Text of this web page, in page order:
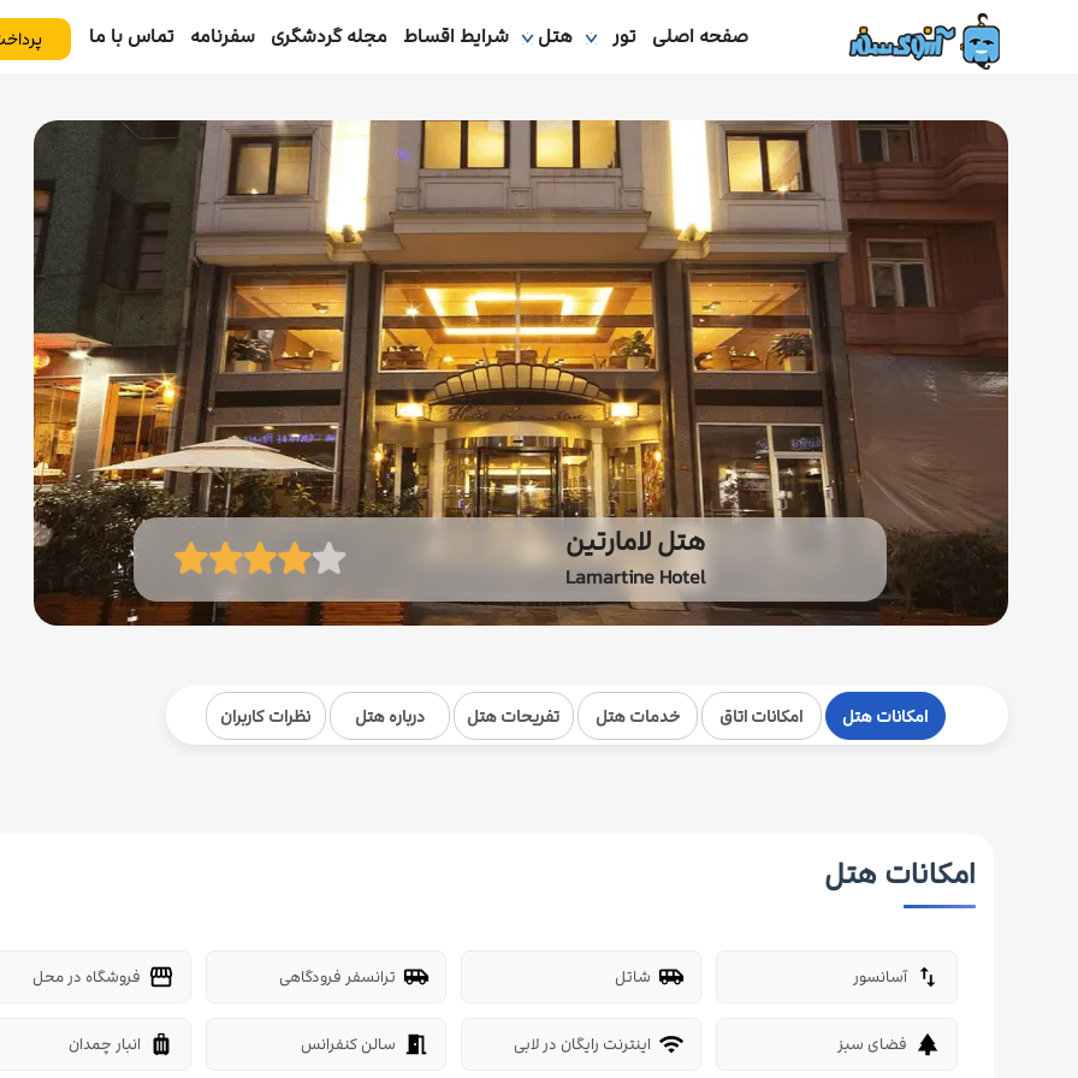
صفحه اصلی تور هتل شرایط اقساط مجله گردشگری سفرنامه تماس با ما
هتل لامارتین
Lamartine Hotel
امکانات هتل امکانات اتاق خدمات هتل تفریحات هتل درباره هتل نظرات کاربران
امکانات هتل
import_export آسانسور airport_shuttle شاتل airport_shuttle ترانسفر فرودگاهی storefront فروشگاه در محل
park فضای سبز wifi اینترنت رایگان در لابی meeting_room سالن کنفرانس luggage انبار چمدان